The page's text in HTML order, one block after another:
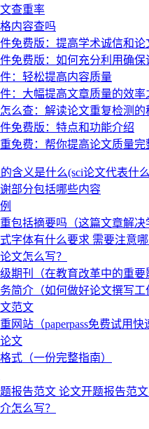
查重率
内容查吗
免费版：提高学术诚信和论
免费版：如何充分利用确保
：轻松提高内容质量
：大幅提高文章质量的效率
么查：解读论文重复检测的
免费版：特点和功能介绍
免费：帮你提高论文质量完
含义是什么(sci论文代表什么
部分包括哪些内容
包括摘要吗（这篇文章解决
字体有什么要求 需要注意
文怎么写？
期刊（在教育改革中的重要
简介（如何做好论文撰写工
范文
网站（paperpass免费试用快
文
式（一份完整指南）
报告范文 论文开题报告范
怎么写？